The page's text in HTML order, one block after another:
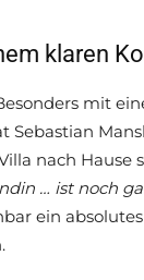
klaren
mit
nach Hause
… ist noch
ein